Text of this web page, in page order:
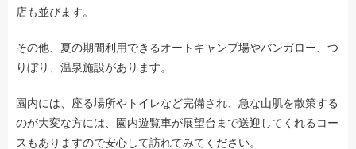
店も並びます。
その他、夏の期間利用できるオートキャンプ場やバンガロー、つ
りぼり、温泉施設があります。
園内には、座る場所やトイレなど完備され、急な山肌を散策する
のが大変な方には、園内遊覧車が展望台まで送迎してくれるコー
スもありますので安心して訪れてみてください。